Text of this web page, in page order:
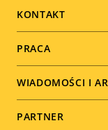
menu
KONTAKT
PRACA
WIADOMOŚCI I
PARTNER